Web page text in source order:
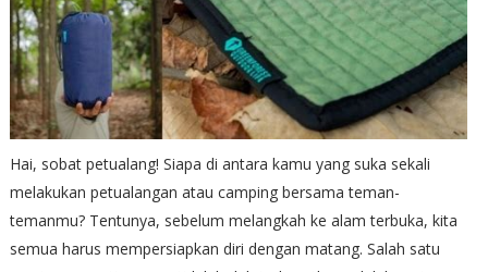
Hai, sobat petualang! Siapa di antara kamu yang suka sekali
melakukan petualangan atau camping bersama teman-
temanmu? Tentunya, sebelum melangkah ke alam terbuka, kita
semua harus mempersiapkan diri dengan matang. Salah satu